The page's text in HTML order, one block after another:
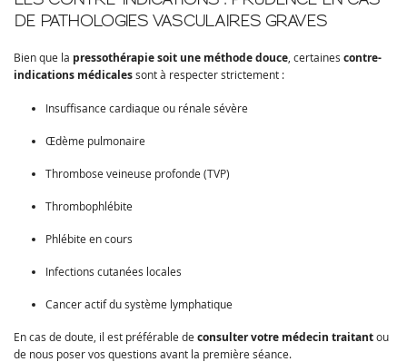
DE PATHOLOGIES VASCULAIRES GRAVES
Bien que la pressothérapie soit une méthode douce , certaines contre-
indications médicalessont à respecter strictement :
Insuffisance cardiaque ou rénale sévère
Œdème pulmonaire
Thrombose veineuse profonde (TVP)
Thrombophlébite
Phlébite en cours
Infections cutanées locales
Cancer actif du système lymphatique
En cas de doute, il est préférable de consulter votre médecin traitantou
de nous poser vos questions avant la première séance.